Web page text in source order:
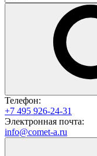
Телефон:
+7 495 926-24-31
Электронная почта:
info@comet-a.ru